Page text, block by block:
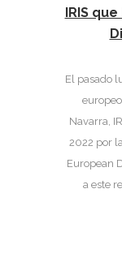
IRIS
El pasado
Navarra,
2022 por
European
a este